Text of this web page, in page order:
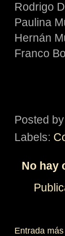
Rodrigo
Paulina
Hernán
Franco
Posted by
Labels:
No hay
Entrada